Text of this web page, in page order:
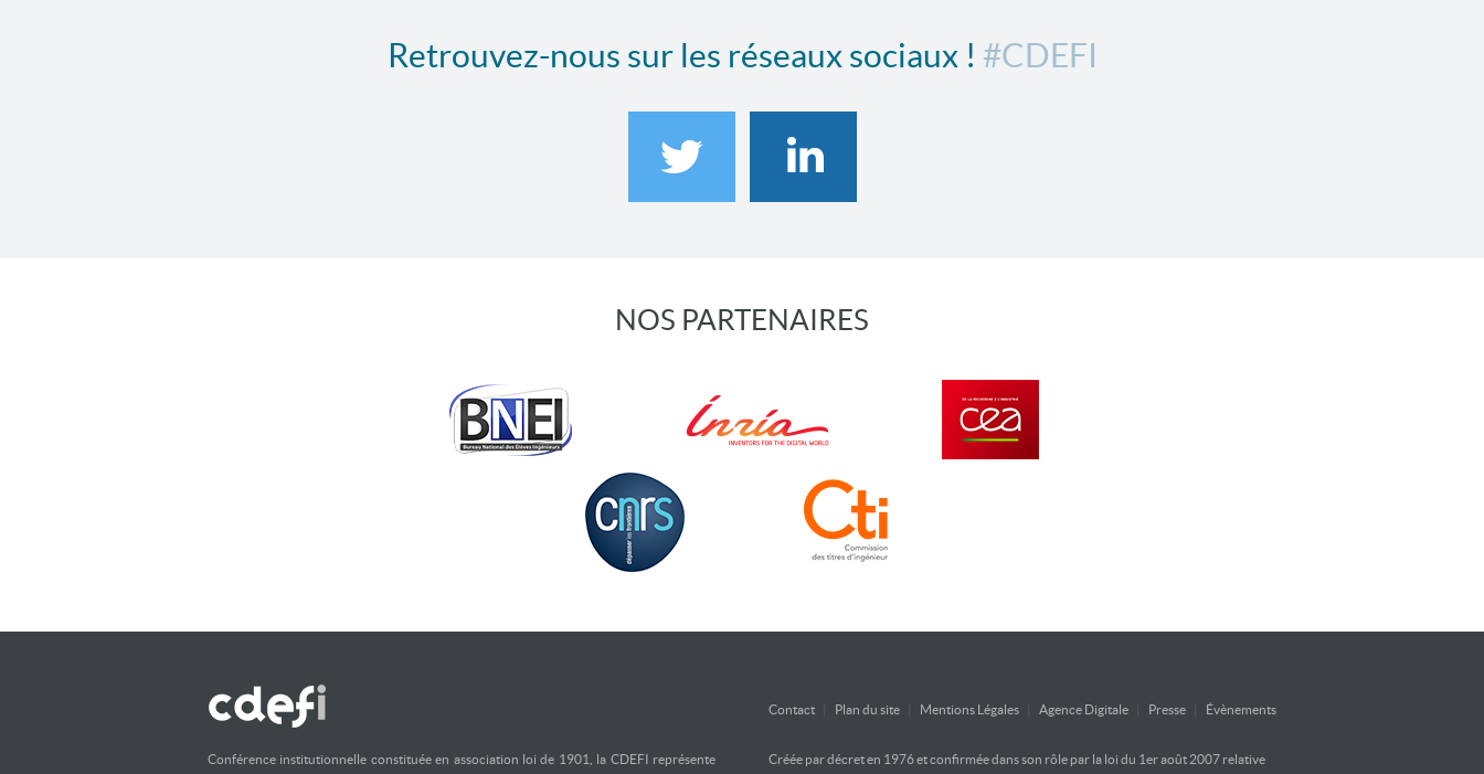
Retrouvez-nous sur les réseaux sociaux ! #CDEFI
NOS PARTENAIRES
Contact Plan du site Mentions Légales Agence Digitale Presse Évènements
Conférence institutionnelle constituée en association loi de 1901, la CDEFI représente
Créée par décret en 1976 et confirmée dans son rôle par la loi du 1er août 2007 relative